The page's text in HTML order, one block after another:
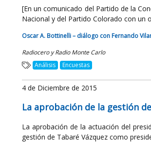
[En un comunicado del Partido de la
Nacional y del Partido Colorado con un
Oscar A. Bottinelli – diálogo con Fernando
Radiocero y Radio Monte Carlo
Análisis
Encuestas
4 de Diciembre de 2015
La aprobación de la gestión
La aprobación de la actuación del
gestión de Tabaré Vázquez como